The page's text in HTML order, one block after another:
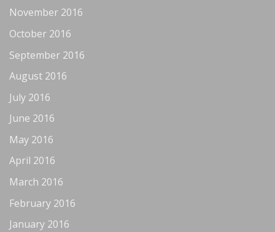
November 2016
October 2016
September 2016
August 2016
July 2016
June 2016
May 2016
April 2016
March 2016
February 2016
January 2016